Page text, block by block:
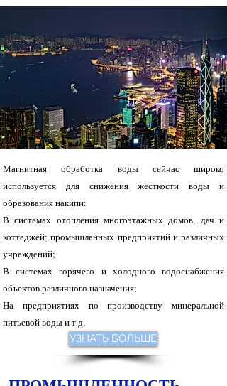
Магнитная обработка воды сейчас широко
используется для снижения жесткости воды и
образования накипи:
В системах отопления многоэтажных домов, дач и
коттеджей; промышленных предприятий и различных
учреждений;
В системах горячего и холодного водоснабжения
объектов различного назначения;
На предприятиях по производству минеральной
питьевой воды и т.д.
УЗНАТЬ БОЛЬШЕ